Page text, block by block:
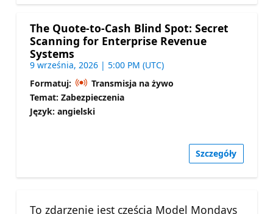
The Quote-to-Cash Blind Spot: Secret
Scanning for Enterprise Revenue
Systems
9 września, 2026 | 5:00 PM (UTC)
Formatuj:
Transmisja na żywo
Temat: Zabezpieczenia
Język: angielski
Szczegóły
To zdarzenie jest częścią Model Mondays